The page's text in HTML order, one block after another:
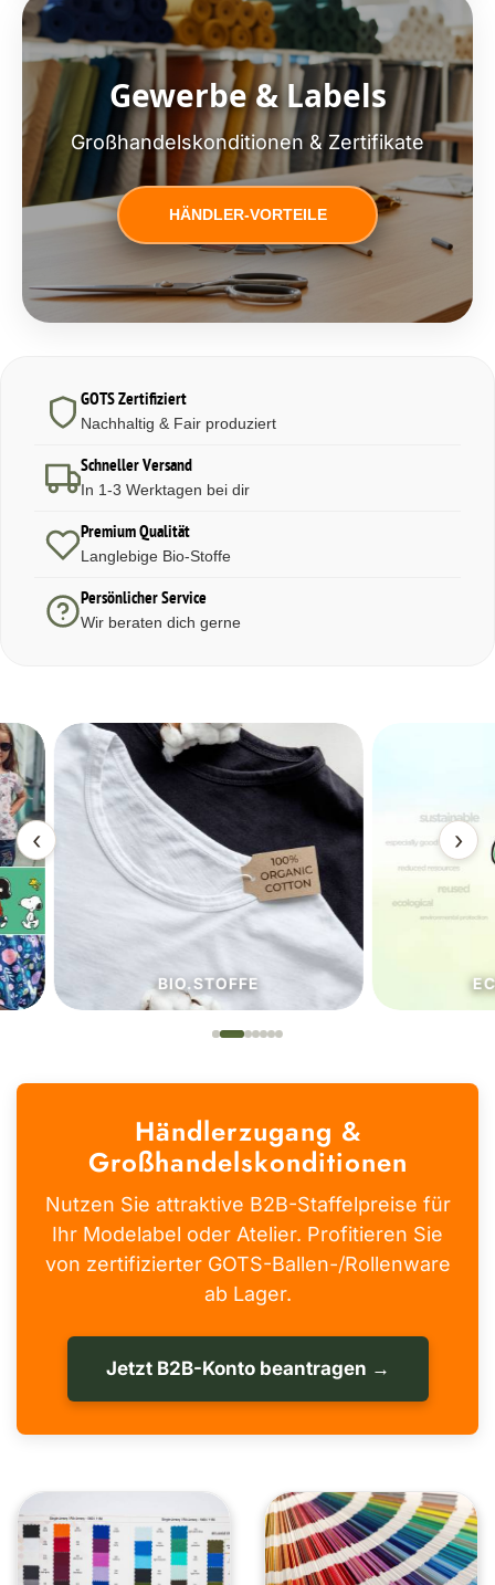
Gewerbe & Labels
Großhandelskonditionen & Zertifikate
HÄNDLER-VORTEILE
GOTS Zertifiziert
Nachhaltig & Fair produziert
Schneller Versand
In 1-3 Werktagen bei dir
Premium Qualität
Langlebige Bio-Stoffe
Persönlicher Service
Wir beraten dich gerne
‹
BIO.STOFFE
›
Händlerzugang &
Großhandelskonditionen
Nutzen Sie attraktive B2B-Staffelpreise für
Ihr Modelabel oder Atelier. Profitieren Sie
von zertifizierter GOTS-Ballen-/Rollenware
ab Lager.
Jetzt B2B-Konto beantragen →